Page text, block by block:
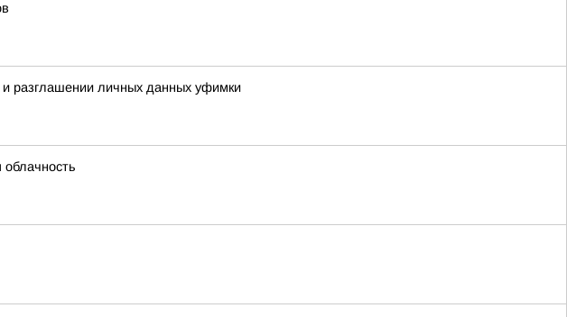
и разглашении личных данных уфимки